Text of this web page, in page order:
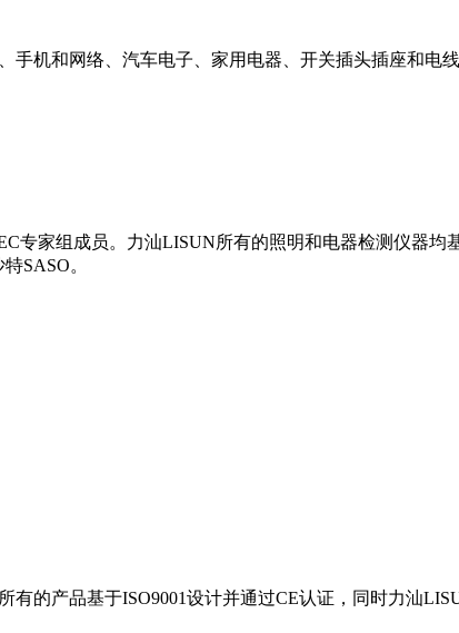
机和网络、汽车电子、家用电器、开关插头插座和电
专家组成员。力汕LISUN所有的照明和电器检测仪器均
SASO。
的产品基于ISO9001设计并通过CE认证，同时力汕